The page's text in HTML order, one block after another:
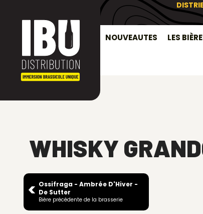
NOUVEAUTES LES
WHISKY
Ossifraga - Ambrée D'Hiver -
De Sutter
Bière précédente de la brasserie